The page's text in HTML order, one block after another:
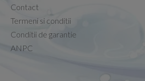
Capacele Grohe sunt de bună calitate și se
Marius -08.02.2026
Contact
Termeni si conditii
Conditii de garantie
ANPC